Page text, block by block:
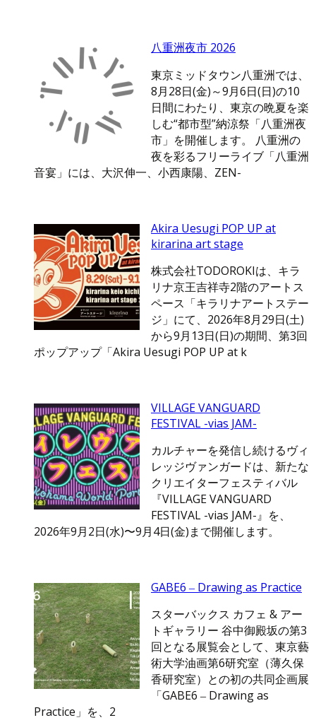
八重洲夜市 2026
東京ミッドタウン八重洲では、
8月28日(金)～9月6日(日)の10
日間にわたり、東京の晩夏を楽
しむ“都市型”納涼祭「八重洲夜
市」を開催します。 八重洲の
夜を彩るフリーライブ「八重洲
音宴」には、大沢伸一、小西康陽、ZEN-
Akira Uesugi POP UP at
kirarina art stage
株式会社TODOROKIは、キラ
リナ京王吉祥寺2階のアートス
ペース「キラリナアートステー
ジ」にて、2026年8月29日(土)
から9月13日(日)の期間、第3回
ポップアップ「Akira Uesugi POP UP at k
VILLAGE VANGUARD
FESTIVAL -vias JAM-
カルチャーを発信し続けるヴィ
レッジヴァンガードは、新たな
クリエイターフェスティバル
『VILLAGE VANGUARD
FESTIVAL -vias JAM-』を、
2026年9月2日(水)〜9月4日(金)まで開催します。
GABE6 ‒ Drawing as Practice
スターバックス カフェ & アー
トギャラリー 谷中御殿坂の第3
回となる展覧会として、東京藝
術大学油画第6研究室（薄久保
香研究室）との初の共同企画展
「GABE6 ‒ Drawing as
Practice」を、2